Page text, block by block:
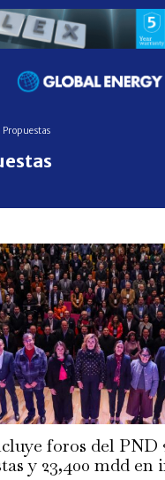
Propuestas
foros del PND
y 23,400 mdd en